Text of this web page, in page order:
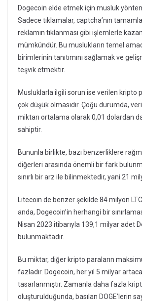
Dogecoin elde etmek için musluk
Sadece tıklamalar, captcha’nın
reklamın tıklanması gibi işlemlerle
mümkündür. Bu muslukların temel
birimlerinin tanıtımını sağlamak ve
teşvik etmektir.
Musluklarla ilgili sorun ise verilen kripto
çok düşük olmasıdır. Çoğu durumda,
miktarı ortalama olarak 0,01 dolardan
sahiptir.
Bununla birlikte, bazı benzerliklere
diğerleri arasında önemli bir fark
sınırlı bir arz ile bilinmektedir, yani 21
Litecoin de benzer şekilde 84 milyon LTC
anda, Dogecoin’in herhangi bir
Nisan 2023 itibarıyla 139,1 milyar adet
bulunmaktadır.
Bu miktar, diğer kripto paraların
fazladır. Dogecoin, her yıl 5 milyar
tasarlanmıştır. Zamanla daha fazla
oluşturulduğunda, basılan DOGE’lerin